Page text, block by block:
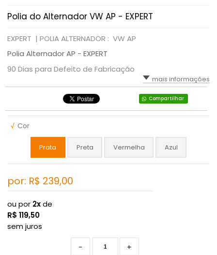
Polia do Alternador VW AP - EXPERT
EXPERT | POLIA ALTERNADOR : VW AP
Polia Alternador AP - EXPERT
90 Dias para Defeito de Fabricação
mais informações
Compartilhar
√ Cor
Prata Preta Vermelha Azul
por: R$ 239,00
ou por 2xde
R$ 119,50
sem juros
+
-